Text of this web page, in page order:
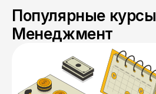
Популярные курсы
Менеджмент